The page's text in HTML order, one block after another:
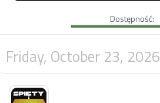
Dostępność:
Friday, October 23, 2026